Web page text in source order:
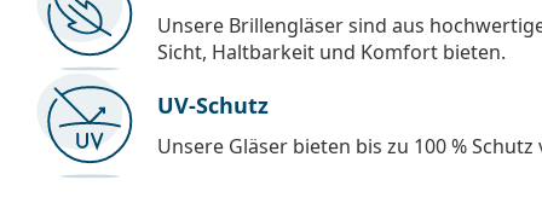
Unsere Brillengläser sind aus
Sicht, Haltbarkeit und Komfort bieten.
UV-Schutz
Unsere Gläser bieten bis zu 100 %